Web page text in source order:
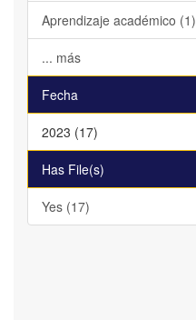
Aprendizaje académico (1)
... más
Fecha
2023 (17)
Has File(s)
Yes (17)